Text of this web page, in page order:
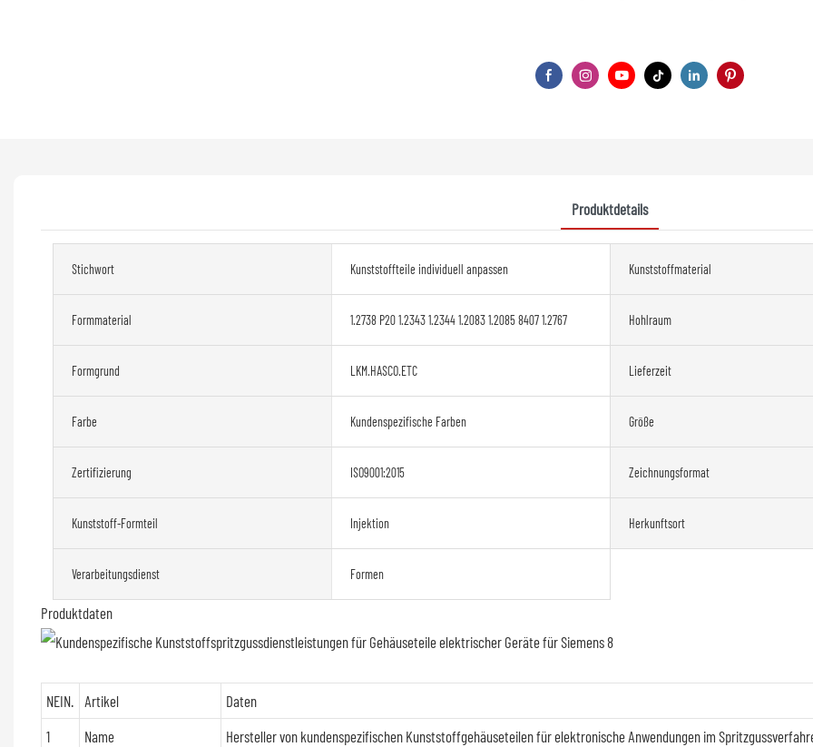
Produktdetails
Stichwort Kunststoffteile individuell anpassen Kunststoffmaterial
Formmaterial 1.2738 P20 1.2343 1.2344 1.2083 1.2085 8407 1.2767 Hohlraum
Formgrund LKM.HASCO.ETC Lieferzeit
Farbe Kundenspezifische Farben Größe
Zertifizierung ISO9001:2015 Zeichnungsformat
Kunststoff-Formteil Injektion Herkunftsort
Verarbeitungsdienst Formen
Produktdaten
NEIN. Artikel
Daten
1
Name
Hersteller von kundenspezifischen Kunststoffgehäuseteilen für elektronische Anwendungen im